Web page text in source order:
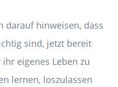
darauf hinweisen, dass
sind, jetzt bereit
eigenes Leben zu
lernen, loszulassen